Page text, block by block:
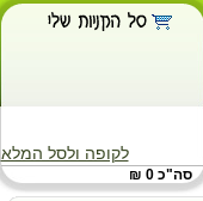
לקופה ולסל המלא
סה"כ 0 ₪